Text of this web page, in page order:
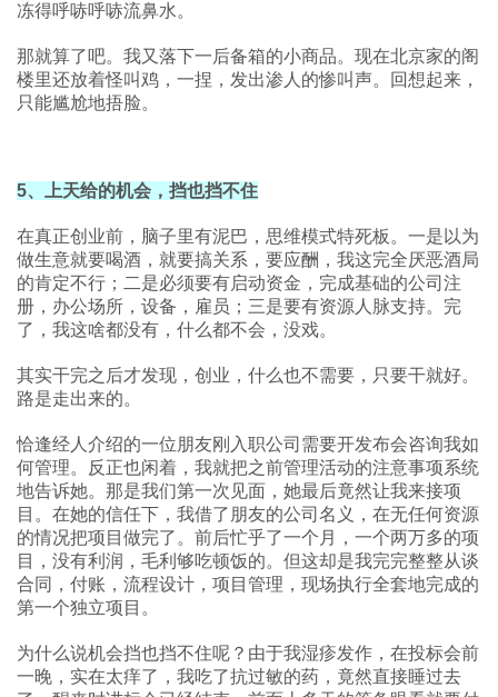
冻得呼哧呼哧流鼻水。
那就算了吧。我又落下一后备箱的小商品。现在北京家的阁
楼里还放着怪叫鸡，一捏，发出渗人的惨叫声。回想起来，
只能尴尬地捂脸。
5、上天给的机会，挡也挡不住
在真正创业前，脑子里有泥巴，思维模式特死板。一是以为
做生意就要喝酒，就要搞关系，要应酬，我这完全厌恶酒局
的肯定不行；二是必须要有启动资金，完成基础的公司注
册，办公场所，设备，雇员；三是要有资源人脉支持。完
了，我这啥都没有，什么都不会，没戏。
其实干完之后才发现，创业，什么也不需要，只要干就好。
路是走出来的。
恰逢经人介绍的一位朋友刚入职公司需要开发布会咨询我如
何管理。反正也闲着，我就把之前管理活动的注意事项系统
地告诉她。那是我们第一次见面，她最后竟然让我来接项
目。在她的信任下，我借了朋友的公司名义，在无任何资源
的情况把项目做完了。前后忙乎了一个月，一个两万多的项
目，没有利润，毛利够吃顿饭的。但这却是我完完整整从谈
合同，付账，流程设计，项目管理，现场执行全套地完成的
第一个独立项目。
为什么说机会挡也挡不住呢？由于我湿疹发作，在投标会前
一晚，实在太痒了，我吃了抗过敏的药，竟然直接睡过去